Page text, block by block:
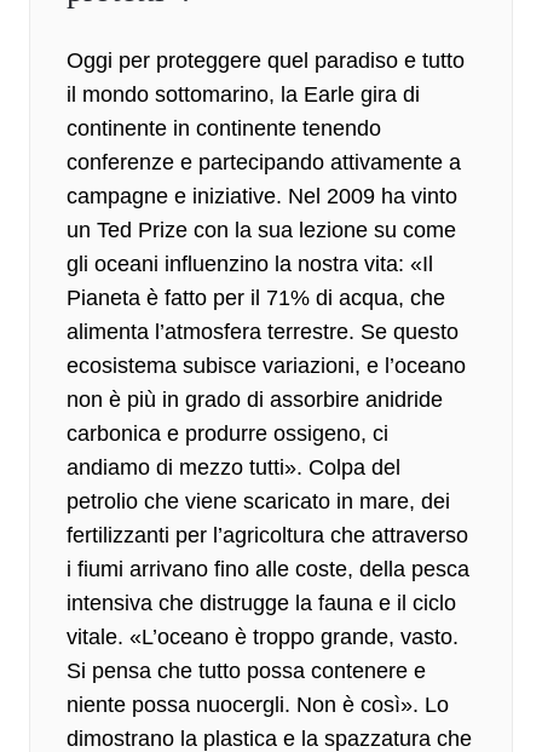
Oggi per proteggere quel paradiso e tutto
il mondo sottomarino, la Earle gira di
continente in continente tenendo
conferenze e partecipando attivamente a
campagne e iniziative. Nel 2009 ha vinto
un Ted Prize con la sua lezione su come
gli oceani influenzino la nostra vita: «Il
Pianeta è fatto per il 71% di acqua, che
alimenta l’atmosfera terrestre. Se questo
ecosistema subisce variazioni, e l’oceano
non è più in grado di assorbire anidride
carbonica e produrre ossigeno, ci
andiamo di mezzo tutti». Colpa del
petrolio che viene scaricato in mare, dei
fertilizzanti per l’agricoltura che attraverso
i fiumi arrivano fino alle coste, della pesca
intensiva che distrugge la fauna e il ciclo
vitale. «L’oceano è troppo grande, vasto.
Si pensa che tutto possa contenere e
niente possa nuocergli. Non è così». Lo
dimostrano la plastica e la spazzatura che